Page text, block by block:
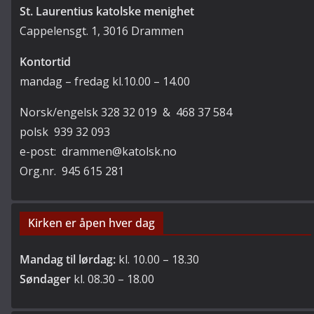
St. Laurentius katolske menighet
Cappelensgt. 1, 3016 Drammen
Kontortid
mandag – fredag kl.10.00 – 14.00
Norsk/engelsk 328 32 019 & 468 37 584
polsk 939 32 093
e-post: drammen@katolsk.no
Org.nr. 945 615 281
Kirken er åpen hver dag
Mandag til lørdag: kl. 10.00 – 18.30
Søndager kl. 08.30 – 18.00